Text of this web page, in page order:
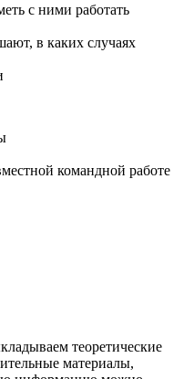
с ними работать
в каких случаях
командной работе
теоретические
материалы,